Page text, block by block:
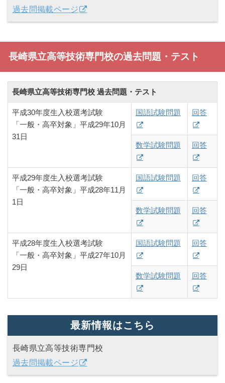
過去問掲載ページ
長崎県立高等技術専門校の過去問題・テスト
長崎県立高等技術専門校 過去問題・テスト
平成30年度生入校選考試験
「一般・高卒対象」平成29年10月
31日
国語試験問題 回答
数学試験問題 回答
平成29年度生入校選考試験
「一般・高卒対象」平成28年11月
1日
国語試験問題 回答
数学試験問題 回答
平成28年度生入校選考試験
「一般・高卒対象」平成27年10月
29日
国語試験問題 回答
数学試験問題 回答
最新情報はこちら
長崎県立高等技術専門校
過去問掲載ページ